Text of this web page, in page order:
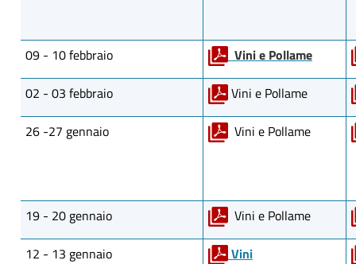
09 - 10 febbraio
Vini e Pollame
02 - 03 febbraio
Vini e Pollame
26 -27 gennaio
Vini e Pollame
19 - 20 gennaio
Vini e Pollame
12 - 13 gennaio
Vini